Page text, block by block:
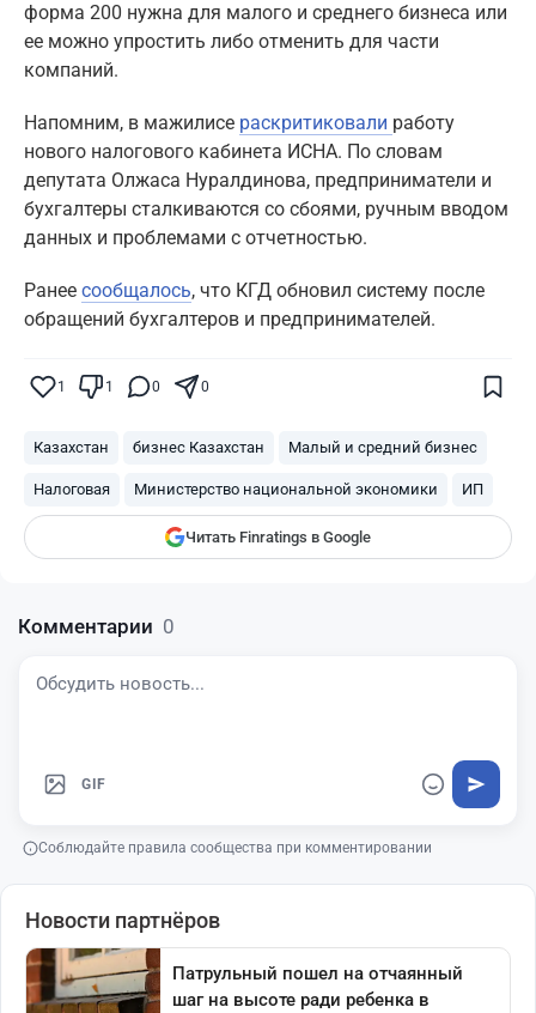
форма 200 нужна для малого и среднего бизнеса или
ее можно упростить либо отменить для части
компаний.
Напомним, в мажилисе раскритиковали работу
нового налогового кабинета ИСНА. По словам
депутата Олжаса Нуралдинова, предприниматели и
бухгалтеры сталкиваются со сбоями, ручным вводом
данных и проблемами с отчетностью.
Ранее сообщалось, что КГД обновил систему после
обращений бухгалтеров и предпринимателей.
1 1 0 0
Казахстан бизнес Казахстан Малый и средний бизнес
Налоговая Министерство национальной экономики ИП
Читать Finratings в Google
Поставьте галочку рядом с
Комментарии 0
GIF
Соблюдайте правила сообщества при комментировании